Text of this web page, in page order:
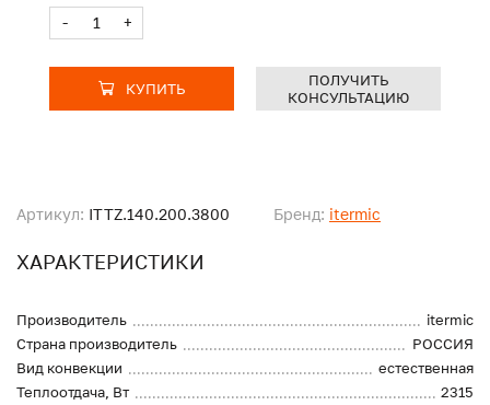
Артикул: ITTZ.140.200.3800 Бренд: itermic
ХАРАКТЕРИСТИКИ
Производитель
itermic
Страна производитель
РОССИЯ
Вид конвекции
естественная
Теплоотдача, Вт
2315
- +
КУПИТЬ
ПОЛУЧИТЬ
КОНСУЛЬТАЦИЮ